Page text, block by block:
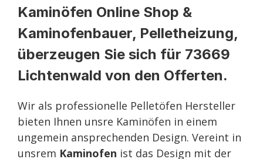
Kaminöfen Online Shop &
Kaminofenbauer, Pelletheizung,
überzeugen Sie sich für 73669
Lichtenwald von den Offerten.
Wir als professionelle Pelletöfen Hersteller
bieten Ihnen unsre Kaminöfen in einem
ungemein ansprechenden Design. Vereint in
unsrem Kaminofen ist das Design mit der